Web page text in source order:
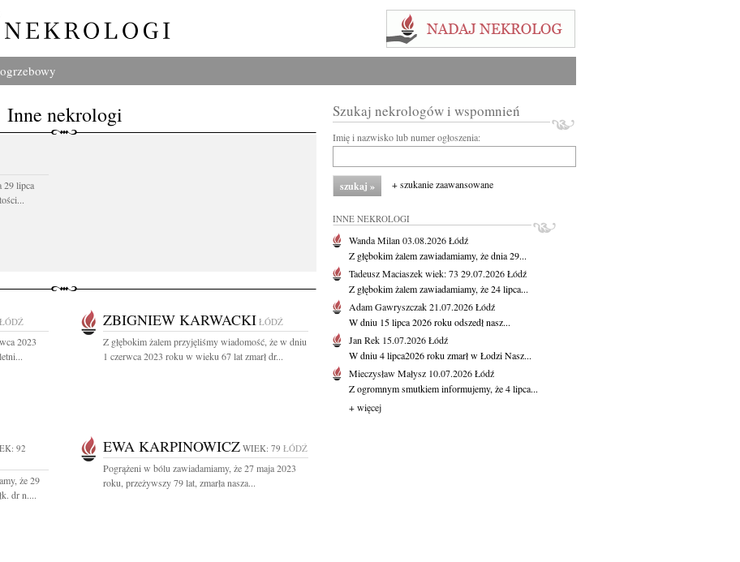
Inne nekrologi
29 lipca
ŁÓDŹ
2023
ZBIGNIEW KARWACKI ŁÓDŹ
Z głębokim żalem przyjęliśmy wiadomość, że w dniu
1 czerwca 2023 roku w wieku 67 lat zmarł dr...
92
że 29
dr n....
EWA KARPINOWICZ WIEK: 79 ŁÓDŹ
Pogrążeni w bólu zawiadamiamy, że 27 maja 2023
roku, przeżywszy 79 lat, zmarła nasza...
Szukaj nekrologów i wspomnień
Imię i nazwisko lub numer ogłoszenia:
+ szukanie zaawansowane
INNE NEKROLOGI
Wanda Milan 03.08.2026Łódź
Z głębokim żalem zawiadamiamy, że dnia 29...
Tadeusz Maciaszekwiek: 73 29.07.2026Łódź
Z głębokim żalem zawiadamiamy, że 24 lipca...
Adam Gawryszczak21.07.2026Łódź
W dniu 15 lipca 2026 roku odszedł nasz...
Jan Rek 15.07.2026Łódź
W dniu 4 lipca2026 roku zmarł w Łodzi Nasz...
Mieczysław Małysz 10.07.2026Łódź
Z ogromnym smutkiem informujemy, że 4 lipca...
+ więcej